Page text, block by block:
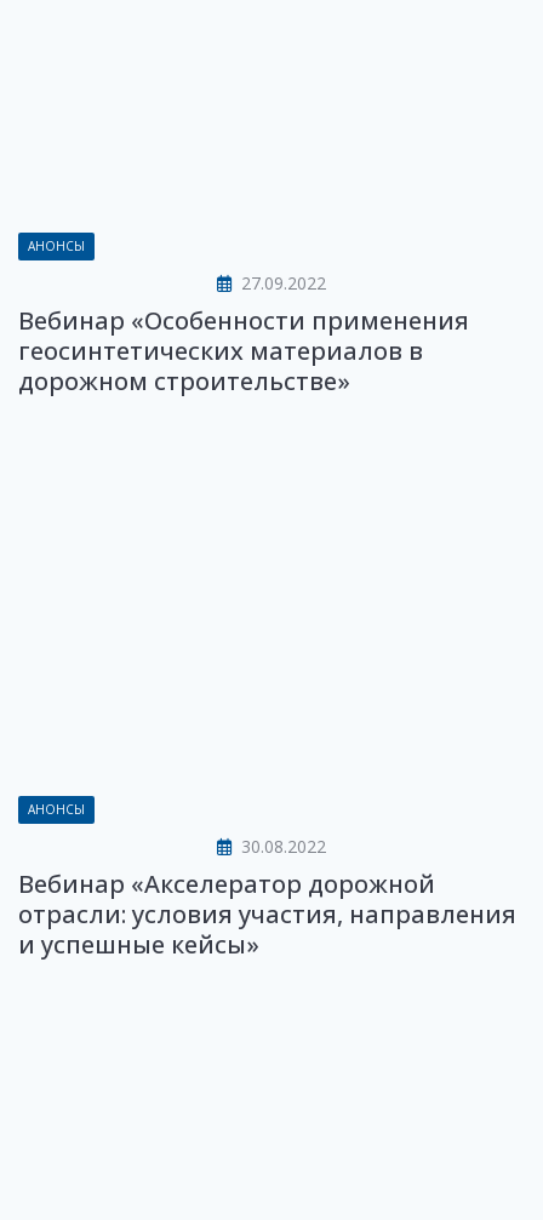
АНОНСЫ
27.09.2022
Вебинар «Особенности применения
геосинтетических материалов в
дорожном строительстве»
АНОНСЫ
30.08.2022
Вебинар «Акселератор дорожной
отрасли: условия участия, направления
и успешные кейсы»